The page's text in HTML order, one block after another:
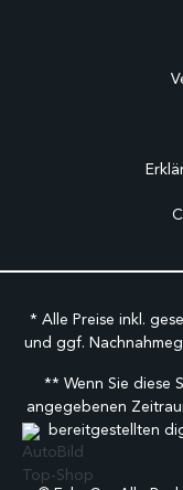
* Alle Preise inkl.
und ggf.
** Wenn Sie diese
angegebenen
bereitgestellten